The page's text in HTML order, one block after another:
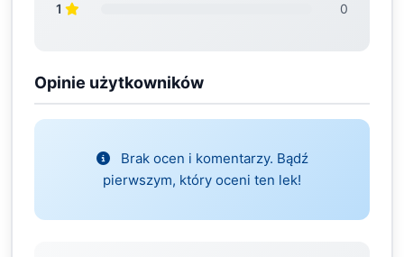
1
0
Opinie użytkowników
Brak ocen i komentarzy. Bądź
pierwszym, który oceni ten lek!